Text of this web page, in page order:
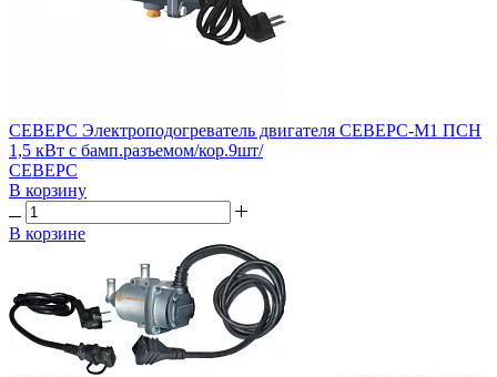
СЕВЕРС Электроподогреватель двигателя СЕВЕРС-М1 ПСН
1,5 кВт с бамп.разъемом/кор.9шт/
СЕВЕРС
В корзину
В корзине